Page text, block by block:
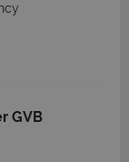
GVB